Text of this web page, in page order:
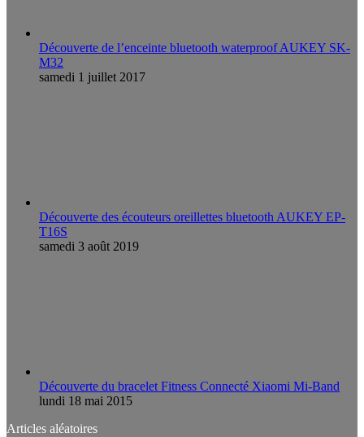
Découverte de l’enceinte bluetooth waterproof AUKEY SK-
M32
samedi 1 juillet 2017
Découverte des écouteurs oreillettes bluetooth AUKEY EP-
T16S
samedi 3 août 2019
Découverte du bracelet Fitness Connecté Xiaomi Mi-Band
lundi 18 mai 2015
Articles aléatoires